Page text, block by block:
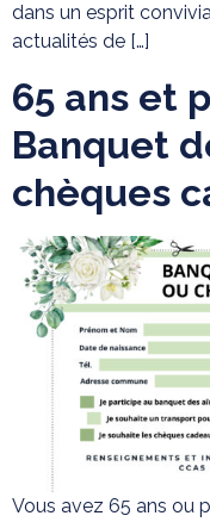
dans un esprit
actualités de […]
65 ans et
Banquet
chèques
Vous avez 65 ans ou